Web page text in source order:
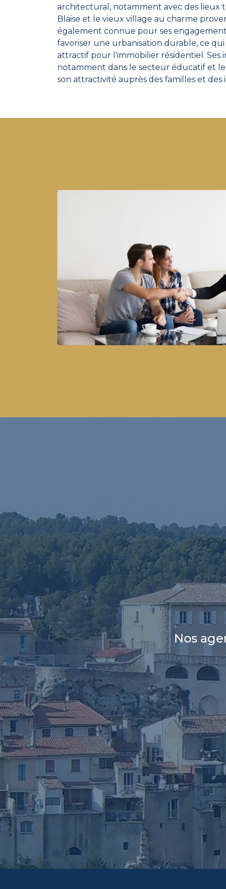
architectural, notamment avec des lieux
Blaise et le vieux village au charme
également connue pour ses
favoriser une urbanisation durable, ce
attractif pour l'immobilier résidentiel. Ses
notamment dans le secteur éducatif et
son attractivité auprès des familles et des
Nos